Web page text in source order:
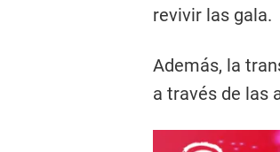
revivir las gala.
Además, la
a través de las